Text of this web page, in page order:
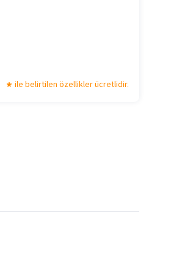
ile belirtilen özellikler ücretlidir.